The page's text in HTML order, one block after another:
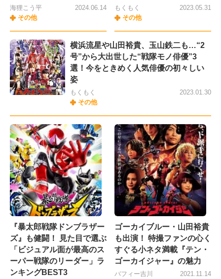
海狸こう平
その他
2024.06.14
もくもく
その他
2023.05.31
横浜流星や山田裕貴、玉山鉄二も…“2
号”から大出世した“戦隊モノ俳優”3
選！今をときめく人気俳優の初々しい
姿
もくもく
その他
2023.01.30
『暴太郎戦隊ドンブラザー
ズ』も健闘！ 見た目で選ぶ
「ビジュアル面が最高のス
ーパー戦隊のリーダー」ラ
ンキングBEST3
ゴーカイブルー・山田裕貴
も出演！ 特撮ファンの心く
すぐる小ネタ満載『テン・
ゴーカイジャー』の魅力
バフィー吉川
2021.11.14